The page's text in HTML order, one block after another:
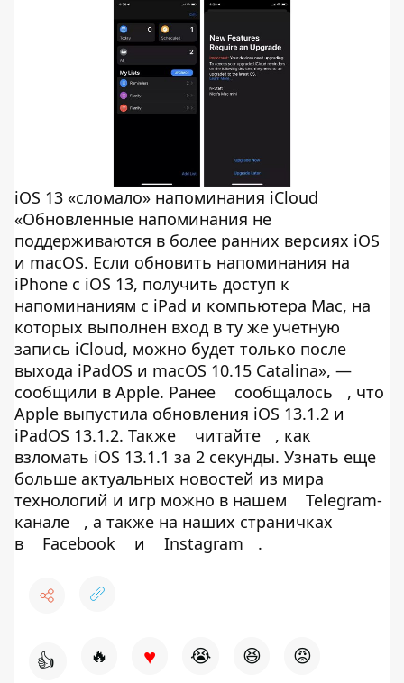
iOS 13 «сломало» напоминания iCloud
«Обновленные напоминания не
поддерживаются в более ранних версиях iOS
и macOS. Если обновить напоминания на
iPhone с iOS 13, получить доступ к
напоминаниям с iPad и компьютера Mac, на
которых выполнен вход в ту же учетную
запись iCloud, можно будет только после
выхода iPadOS и macOS 10.15 Catalina», —
сообщили в Apple. Ранее
сообщалось
, что
Apple выпустила обновления iOS 13.1.2 и
iPadOS 13.1.2. Также
читайте
, как
взломать ​​iOS 13.1.1 за 2 секунды. Узнать еще
больше актуальных новостей из мира
технологий и игр можно в нашем
Telegram-
канале
, а также на наших страничках
в
Facebook и Instagram .
👍 🔥 ♥ 😭 😆 😡